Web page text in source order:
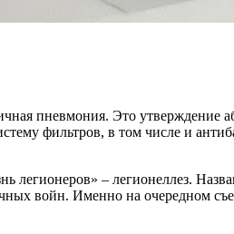
пневмония. Это утверждение
фильтров, в том числе и
легионеров» – легионеллез.
войн. Именно на очередном